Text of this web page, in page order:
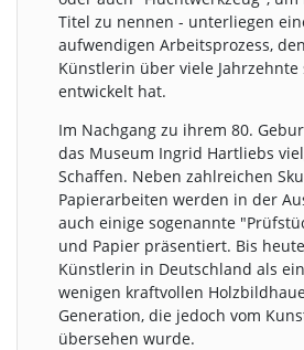
Titel zu nennen - unterliegen
aufwendigen Arbeitsprozess,
Künstlerin über viele Jahrzehnte
entwickelt hat.
Im Nachgang zu ihrem 80.
das Museum Ingrid Hartliebs
Schaffen. Neben zahlreichen
Papierarbeiten werden in der
auch einige sogenannte
und Papier präsentiert. Bis
Künstlerin in Deutschland als
wenigen kraftvollen
Generation, die jedoch vom
übersehen wurde.